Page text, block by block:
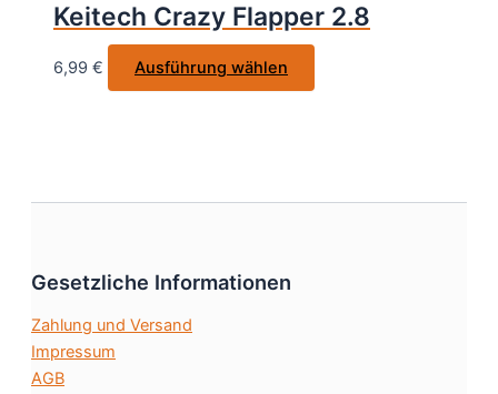
können
Keitech Crazy Flapper 2.8
6,99 € Ausführung wählen
Produkt
auf.
Gesetzliche Informationen
Zahlung und Versand
Impressum
AGB